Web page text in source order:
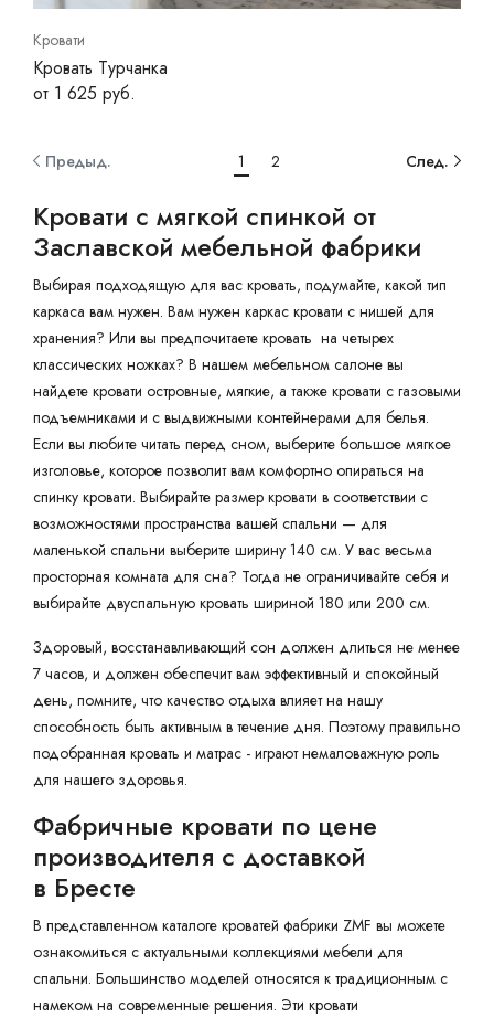
Кровати
Кровать Турчанка
от 1 625 руб.
Предыд. 1 2 След.
Кровати с мягкой спинкой от
Заславской мебельной фабрики
Выбирая подходящую для вас кровать, подумайте, какой тип
каркаса вам нужен. Вам нужен каркас кровати с нишей для
хранения? Или вы предпочитаете кровать на четырех
классических ножках? В нашем мебельном салоне вы
найдете кровати островные, мягкие, а также кровати с газовыми
подъемниками и с выдвижными контейнерами для белья.
Если вы любите читать перед сном, выберите большое мягкое
изголовье, которое позволит вам комфортно опираться на
спинку кровати. Выбирайте размер кровати в соответствии с
возможностями пространства вашей спальни — для
маленькой спальни выберите ширину 140 см. У вас весьма
просторная комната для сна? Тогда не ограничивайте себя и
выбирайте двуспальную кровать шириной 180 или 200 см.
Здоровый, восстанавливающий сон должен длиться не менее
7 часов, и должен обеспечит вам эффективный и спокойный
день, помните, что качество отдыха влияет на нашу
способность быть активным в течение дня. Поэтому правильно
подобранная кровать и матрас - играют немаловажную роль
для нашего здоровья.
Фабричные кровати по цене
производителя с доставкой
в Бресте
В представленном каталоге кроватей фабрики ZMF вы можете
ознакомиться с актуальными коллекциями мебели для
спальни. Большинство моделей относятся к традиционным с
намеком на современные решения. Эти кровати